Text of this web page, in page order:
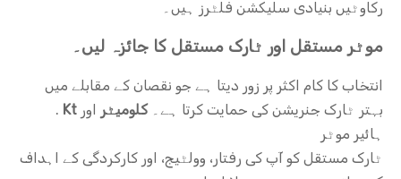
رکاوٹیں بنیادی سلیکشن فلٹرز ہیں۔
موٹر مستقل اور ٹارک مستقل کا جائزہ لیں۔
انتخاب کا کام اکثر پر زور دیتا ہے جو نقصان کے مقابلے میں
بہتر ٹارک جنریشن کی حمایت کرتا ہے۔کلومیٹر اور Kt
.
ہائیر موٹر
ٹارک مستقل کو آپ کی رفتار، وولٹیج، اور کارکردگی کے اہداف